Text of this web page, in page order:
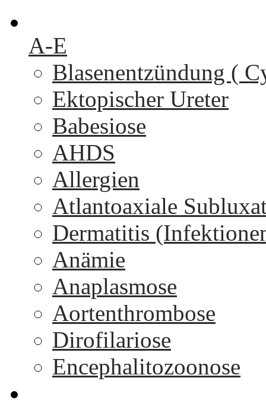
A-E
Blasenentzündung (
Ektopischer Ureter
Babesiose
AHDS
Allergien
Atlantoaxiale
Dermatitis
Anämie
Anaplasmose
Aortenthrombose
Dirofilariose
Encephalitozoonose